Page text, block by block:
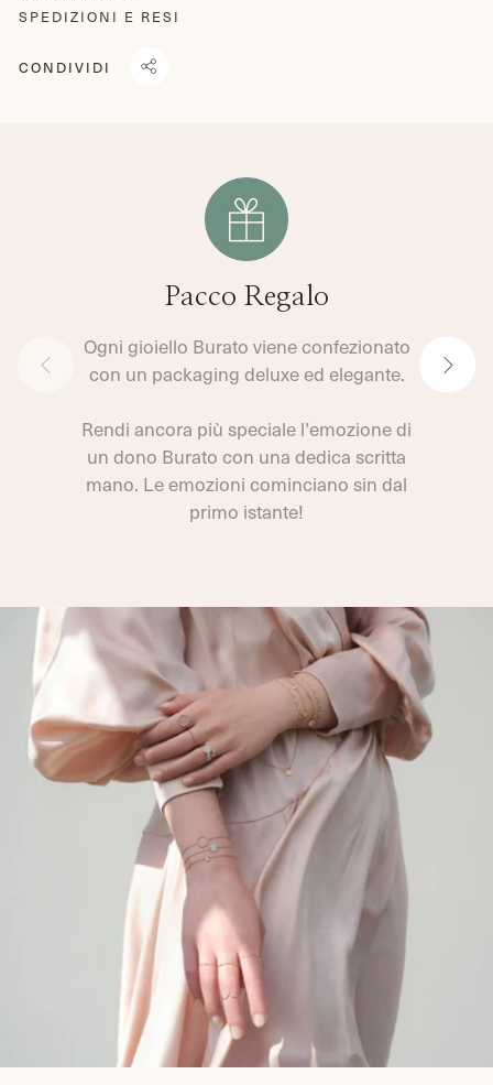
SPEDIZIONI E RESI
CONDIVIDI
Pacco Regalo
Ogni gioiello Burato viene confezionato
con un packaging deluxe ed elegante.
Rendi ancora più speciale l’emozione di
un dono Burato con una dedica scritta
mano. Le emozioni cominciano sin dal
primo istante!